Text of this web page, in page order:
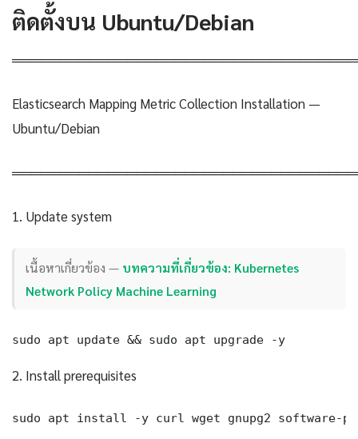
ติดตั้งบน Ubuntu/Debian
Elasticsearch Mapping Metric Collection Installation —
Ubuntu/Debian
1. Update system
เนื้อหาเกี่ยวข้อง — บทความที่เกี่ยวข้อง: Kubernetes
Network Policy Machine Learning
sudo apt update && sudo apt upgrade -y
2. Install prerequisites
sudo apt install -y curl wget gnupg2 software-